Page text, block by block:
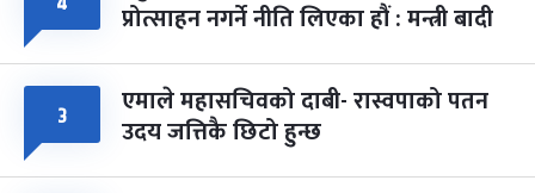
प्रोत्साहन नगर्ने नीति लिएका हौं : मन्त्री बादी
३ एमाले महासचिवको दाबी- रास्वपाको पतन
उदय जत्तिकै छिटो हुन्छ